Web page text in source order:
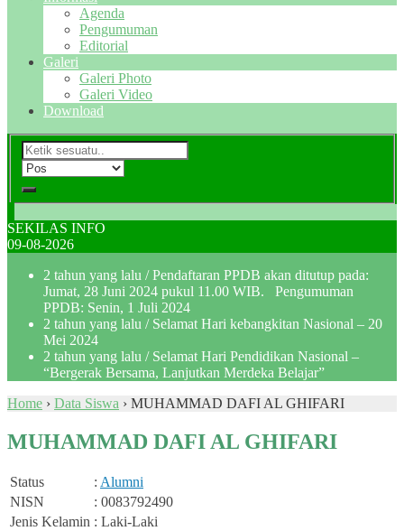
Agenda
Pengumuman
Editorial
Galeri
Galeri Photo
Galeri Video
Download
SEKILAS INFO
09-08-2026
2 tahun yang lalu / Pendaftaran PPDB akan ditutup pada:
Jumat, 28 Juni 2024 pukul 11.00 WIB. Pengumuman
PPDB: Senin, 1 Juli 2024
2 tahun yang lalu / Selamat Hari kebangkitan Nasional – 20
Mei 2024
2 tahun yang lalu / Selamat Hari Pendidikan Nasional –
“Bergerak Bersama, Lanjutkan Merdeka Belajar”
Home › Data Siswa › MUHAMMAD DAFI AL GHIFARI
MUHAMMAD DAFI AL GHIFARI
Status : Alumni
NISN
: 0083792490
Jenis Kelamin : Laki-Laki